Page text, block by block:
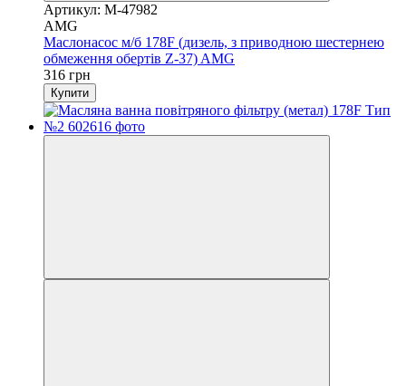
Артикул: M-47982
AMG
Маслонасос м/б 178F (дизель, з приводною шестернею
обмеження обертів Z-37) AMG
316 грн
Купити